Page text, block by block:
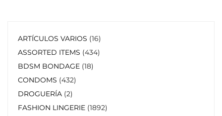
ARTÍCULOS VARIOS 16
ASSORTED ITEMS 434
BDSM BONDAGE 18
CONDOMS 432
DROGUERÍA 2
FASHION LINGERIE 1892